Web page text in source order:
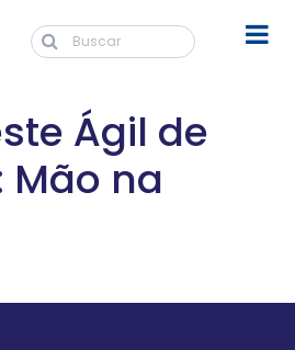
Ágil de
Mão na